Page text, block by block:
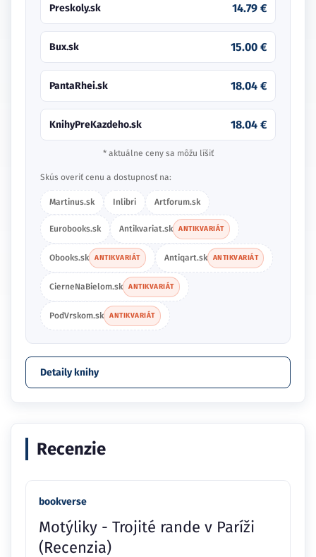
Preskoly.sk 14.79 €
Bux.sk 15.00 €
PantaRhei.sk 18.04 €
KnihyPreKazdeho.sk 18.04 €
* aktuálne ceny sa môžu líšiť
Skús overiť cenu a dostupnosť na:
Martinus.sk Inlibri Artforum.sk
Eurobooks.sk Antikvariat.sk ANTIKVARIÁT
Obooks.sk ANTIKVARIÁT Antiqart.sk ANTIKVARIÁT
CierneNaBielom.sk ANTIKVARIÁT
PodVrskom.sk ANTIKVARIÁT
Detaily knihy
Recenzie
bookverse
Motýliky - Trojité rande v Paríži
(Recenzia)